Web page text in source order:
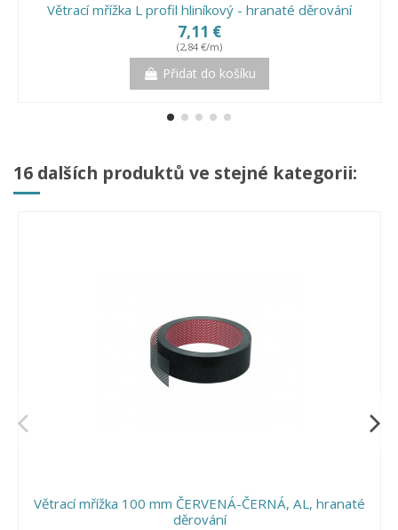
Větrací mřížka L profil hliníkový - hranaté děrování
7,11 €
(2,84 €/m)
Přidat do košíku
16 dalších produktů ve stejné kategorii:
Větrací mřížka 100 mm ČERVENÁ-ČERNÁ, AL, hranaté
děrování